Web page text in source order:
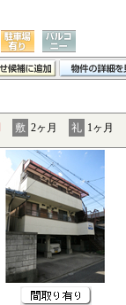
敷 2ヶ月 礼 1ヶ月